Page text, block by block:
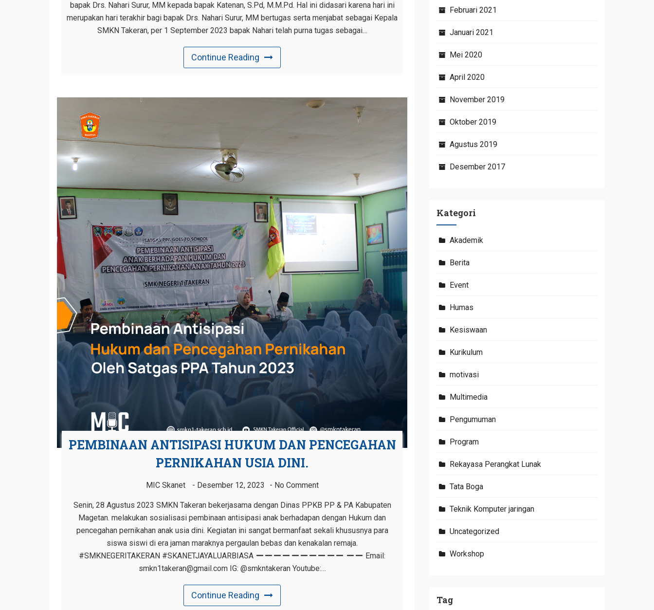
bapak Drs. Nahari Surur, MM kepada bapak Katenan, S.Pd, M.M.Pd. Hal ini didasari karena hari ini
merupakan hari terakhir bagi bapak Drs. Nahari Surur, MM bertugas serta menjabat sebagai Kepala
SMKN Takeran, per 1 September 2023 bapak Nahari telah purna tugas sebagai…
Continue Reading
PEMBINAAN ANTISIPASI HUKUM DAN PENCEGAHAN
PERNIKAHAN USIA DINI.
MIC Skanet Desember 12, 2023 No Comment
Senin, 28 Agustus 2023 SMKN Takeran bekerjasama dengan Dinas PPKB PP & PA Kabupaten
Magetan. melakukan sosialisasi pembinaan antisipasi anak berhadapan dengan Hukum dan
pencegahan pernikahan anak usia dini. Kegiatan ini sangat bermanfaat sekali khususnya para
siswa siswi di era jaman maraknya pergaulan bebas dan kenakalan remaja.
#SMKNEGERITAKERAN #SKANETJAYALUARBIASA
Email:
smkn1takeran@gmail.com IG: @smkntakeran Youtube:…
Continue Reading
Februari 2021
Januari 2021
Mei 2020
April 2020
November 2019
Oktober 2019
Agustus 2019
Desember 2017
Kategori
Akademik
Berita
Event
Humas
Kesiswaan
Kurikulum
motivasi
Multimedia
Pengumuman
Program
Rekayasa Perangkat Lunak
Tata Boga
Teknik Komputer jaringan
Uncategorized
Workshop
Tag